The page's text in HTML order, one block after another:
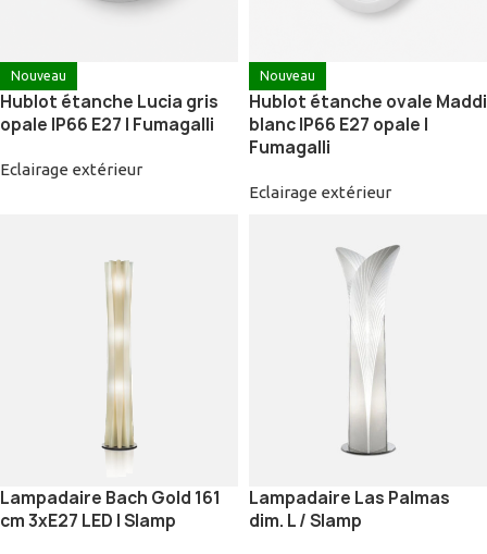
Nouveau
Hublot étanche Lucia gris
opale IP66 E27 | Fumagalli
Eclairage extérieur
Nouveau
Hublot étanche ovale Maddi
blanc IP66 E27 opale |
Fumagalli
Eclairage extérieur
Lampadaire Bach Gold 161
cm 3xE27 LED | Slamp
Lampadaire Las Palmas
dim. L / Slamp